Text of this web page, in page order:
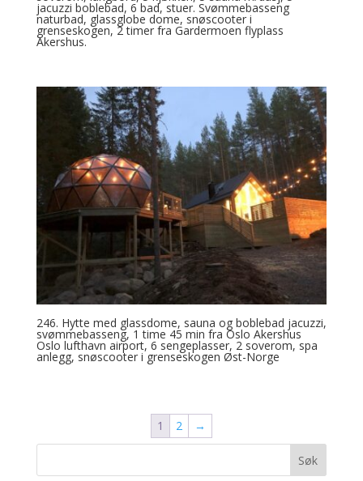
jacuzzi boblebad, 6 bad, stuer. Svømmebasseng
naturbad, glassglobe dome, snøscooter i
grenseskogen, 2 timer fra Gardermoen flyplass
Akershus.
246. Hytte med glassdome, sauna og boblebad jacuzzi,
svømmebasseng, 1 time 45 min fra Oslo Akershus
Oslo lufthavn airport, 6 sengeplasser, 2 soverom, spa
anlegg, snøscooter i grenseskogen Øst-Norge
1 2 →